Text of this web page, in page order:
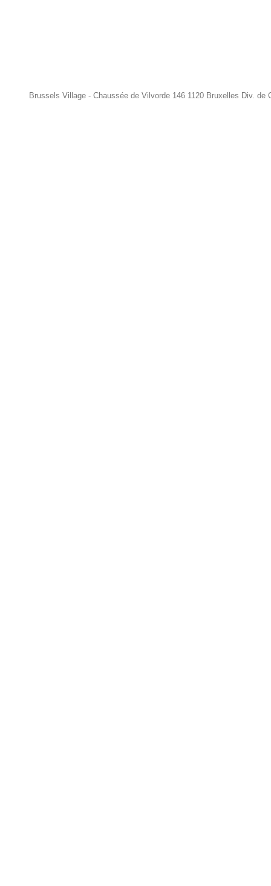
Brussels Village - Chaussée de Vilvorde 146 1120 Bruxelles Div.